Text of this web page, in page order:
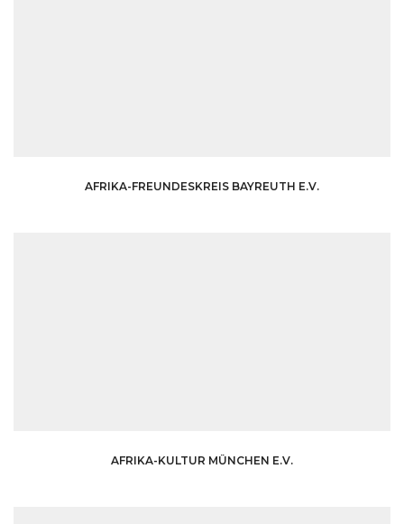
AFRIKA-FREUNDESKREIS BAYREUTH E.V.
AFRIKA-KULTUR MÜNCHEN E.V.